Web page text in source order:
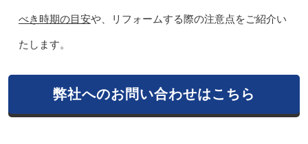
べき時期の目安や、リフォームする際の注意点をご紹介い
たします。
弊社へのお問い合わせはこちら